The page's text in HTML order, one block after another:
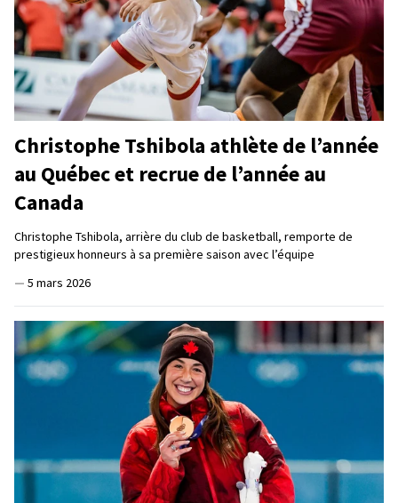
Christophe Tshibola athlète de l’année
au Québec et recrue de l’année au
Canada
Christophe Tshibola, arrière du club de basketball, remporte de
prestigieux honneurs à sa première saison avec l’équipe
— 5 mars 2026